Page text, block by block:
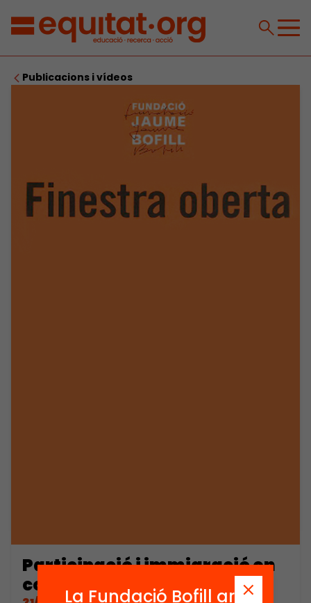
Publicacions i vídeos
Participació i immigració en
contextos pluriculturals
La Fundació Bofill ara